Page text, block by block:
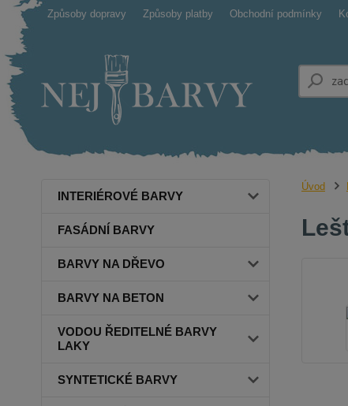
Způsoby dopravy Způsoby platby Obchodní podmínky
INTERIÉROVÉ BARVY
FASÁDNÍ BARVY
BARVY NA DŘEVO
BARVY NA BETON
VODOU ŘEDITELNÉ BARVY
LAKY
SYNTETICKÉ BARVY
Úvod